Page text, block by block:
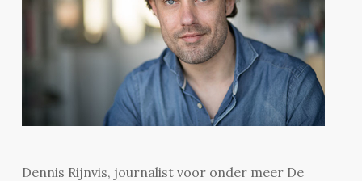
Dennis Rijnvis, journalist voor onder meer De